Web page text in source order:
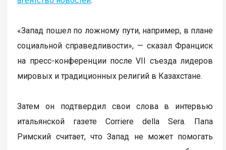
«Запад пошел по ложному пути, например, в плане
социальной справедливости», — сказал Франциск
на пресс-конференции после VII съезда лидеров
мировых и традиционных религий в Казахстане.
Затем он подтвердил свои слова в интервью
итальянской газете Corriere della Sera. Папа
Римский считает, что Запад не может помогать